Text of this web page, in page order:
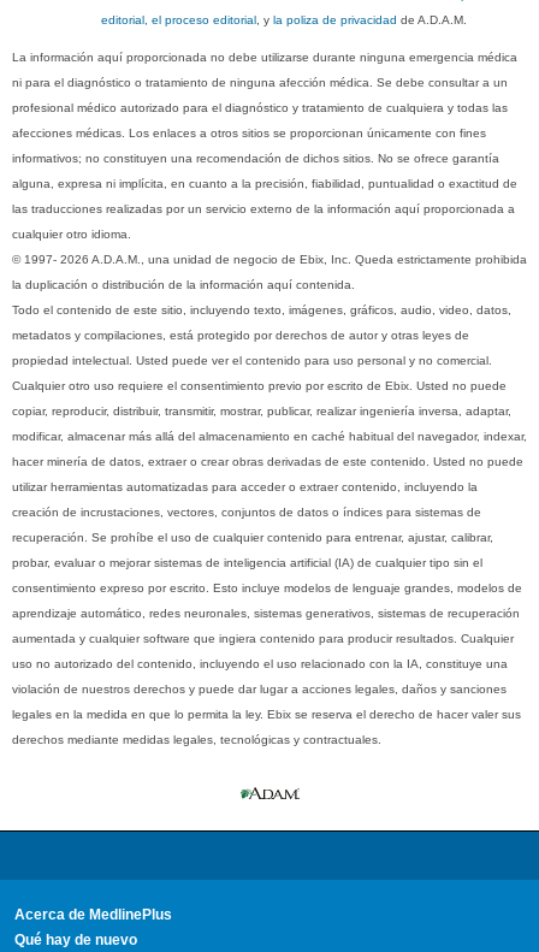
editorial, el proceso editorial , yla poliza de privacidad de A.D.A.M.
La información aquí proporcionada no debe utilizarse durante ninguna emergencia médica
ni para el diagnóstico o tratamiento de ninguna afección médica. Se debe consultar a un
profesional médico autorizado para el diagnóstico y tratamiento de cualquiera y todas las
afecciones médicas. Los enlaces a otros sitios se proporcionan únicamente con fines
informativos; no constituyen una recomendación de dichos sitios. No se ofrece garantía
alguna, expresa ni implícita, en cuanto a la precisión, fiabilidad, puntualidad o exactitud de
las traducciones realizadas por un servicio externo de la información aquí proporcionada a
cualquier otro idioma.
© 1997- 2026 A.D.A.M., una unidad de negocio de Ebix, Inc. Queda estrictamente prohibida
la duplicación o distribución de la información aquí contenida.
Todo el contenido de este sitio, incluyendo texto, imágenes, gráficos, audio, video, datos,
metadatos y compilaciones, está protegido por derechos de autor y otras leyes de
propiedad intelectual. Usted puede ver el contenido para uso personal y no comercial.
Cualquier otro uso requiere el consentimiento previo por escrito de Ebix. Usted no puede
copiar, reproducir, distribuir, transmitir, mostrar, publicar, realizar ingeniería inversa, adaptar,
modificar, almacenar más allá del almacenamiento en caché habitual del navegador, indexar,
hacer minería de datos, extraer o crear obras derivadas de este contenido. Usted no puede
utilizar herramientas automatizadas para acceder o extraer contenido, incluyendo la
creación de incrustaciones, vectores, conjuntos de datos o índices para sistemas de
recuperación. Se prohíbe el uso de cualquier contenido para entrenar, ajustar, calibrar,
probar, evaluar o mejorar sistemas de inteligencia artificial (IA) de cualquier tipo sin el
consentimiento expreso por escrito. Esto incluye modelos de lenguaje grandes, modelos de
aprendizaje automático, redes neuronales, sistemas generativos, sistemas de recuperación
aumentada y cualquier software que ingiera contenido para producir resultados. Cualquier
uso no autorizado del contenido, incluyendo el uso relacionado con la IA, constituye una
violación de nuestros derechos y puede dar lugar a acciones legales, daños y sanciones
legales en la medida en que lo permita la ley. Ebix se reserva el derecho de hacer valer sus
derechos mediante medidas legales, tecnológicas y contractuales.
Acerca de MedlinePlus
Qué hay de nuevo